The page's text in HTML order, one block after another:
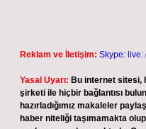
Reklam ve İletişim: Skype:
Yasal Uyarı: Bu internet sitesi,
şirketi ile hiçbir bağlantısı
hazırladığımız makaleler
haber niteliği taşımamakta